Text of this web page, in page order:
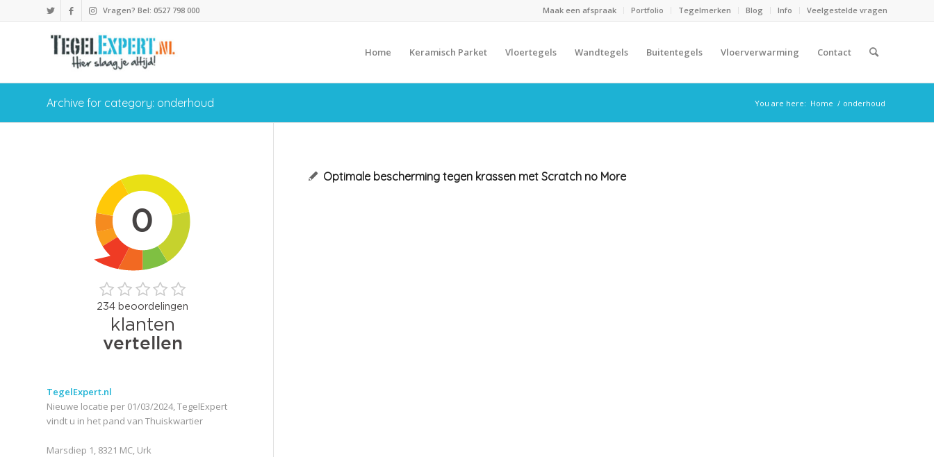
Maak een afspraak Portfolio Tegelmerken Blog Info Veelgestelde vragen
Vragen? Bel: 0527 798 000
Home Keramisch Parket Vloertegels Wandtegels Buitentegels Vloerverwarming Contact
Archive for category: onderhoud You are here: Home / onderhoud
Optimale bescherming tegen krassen met Scratch no More
TegelExpert.nl
Nieuwe locatie per 01/03/2024, TegelExpert
vindt u in het pand van Thuiskwartier
Marsdiep 1, 8321 MC, Urk